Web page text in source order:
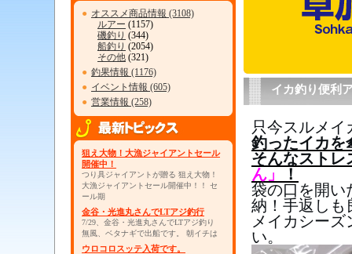
● オススメ商品情報 (3108)
ルアー (1157)
磯釣り (344)
船釣り (2054)
その他 (321)
● 釣果情報 (1176)
● イベント情報 (605)
● 営業情報 (258)
狙え大物！大漁ジャイアントセール
開催中！
つり具ジャイアントが贈る 狙え大物！
大漁ジャイアントセール開催中！！ セ
ール期
金谷・光進丸さんでLTアジ釣行
7/29、金谷・光進丸さんでLTアジ釣り
無風、ベタナギで出船です。 朝イチは
ウロコロスッテ入荷です。
イカ釣り便利
只今スルメ
釣ったイカを
そんなストレ
ん」！
袋の口を開い
納！手返しも
メイカシー
い。